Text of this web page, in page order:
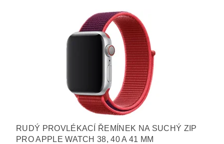
RUDÝ PROVLÉKACÍ ŘEMÍNEK NA SUCHÝ ZIP
PRO APPLE WATCH 38, 40 A 41 MM